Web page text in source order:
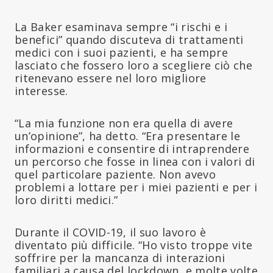
La Baker esaminava sempre “i rischi e i
benefici” quando discuteva di trattamenti
medici con i suoi pazienti, e ha sempre
lasciato che fossero loro a scegliere ciò che
ritenevano essere nel loro migliore
interesse.
“La mia funzione non era quella di avere
un’opinione”, ha detto. “Era presentare le
informazioni e consentire di intraprendere
un percorso che fosse in linea con i valori di
quel particolare paziente. Non avevo
problemi a lottare per i miei pazienti e per i
loro diritti medici.”
Durante il COVID-19, il suo lavoro è
diventato più difficile. “Ho visto troppe vite
soffrire per la mancanza di interazioni